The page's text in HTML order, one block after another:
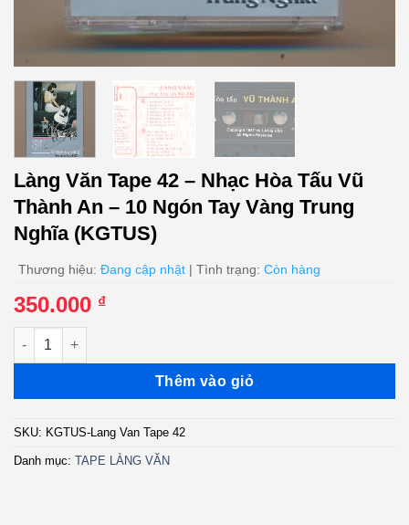
Làng Văn Tape 42 – Nhạc Hòa Tấu Vũ
Thành An – 10 Ngón Tay Vàng Trung
Nghĩa (KGTUS)
Thương hiệu: Đang cập nhật | Tình trạng: Còn hàng
350.000 ₫
Làng Văn Tape 42 - Nhạc Hòa Tấu Vũ Thành An - 10 Ngón
Thêm vào giỏ
SKU: KGTUS-Lang Van Tape 42
Danh mục: TAPE LÀNG VĂN